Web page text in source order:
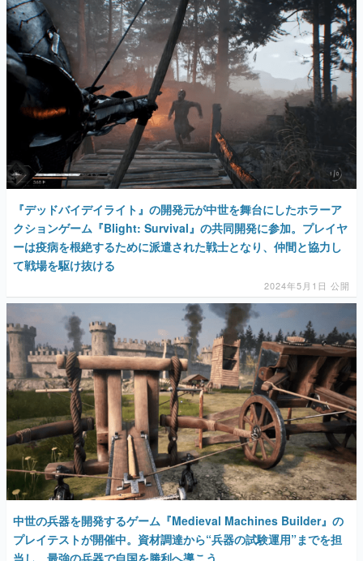
『デッドバイデイライト』の開発元が中世を舞台にしたホラーア
クションゲーム『Blight: Survival』の共同開発に参加。プレイヤ
ーは疫病を根絶するために派遣された戦士となり、仲間と協力し
て戦場を駆け抜ける
2024年5月1日 公開
中世の兵器を開発するゲーム『Medieval Machines Builder』の
プレイテストが開催中。資材調達から“兵器の試験運用”までを担
当し、最強の兵器で自国を勝利へ導こう